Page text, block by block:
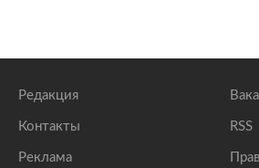
Редакция
Контакты
Реклама
RSS